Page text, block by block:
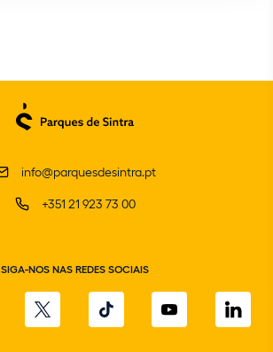
info@parquesdesintra.pt
+351 21 923 73 00
SIGA-NOS NAS REDES SOCIAIS